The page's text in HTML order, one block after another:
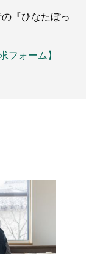
『ひなたぼっ
フォーム】